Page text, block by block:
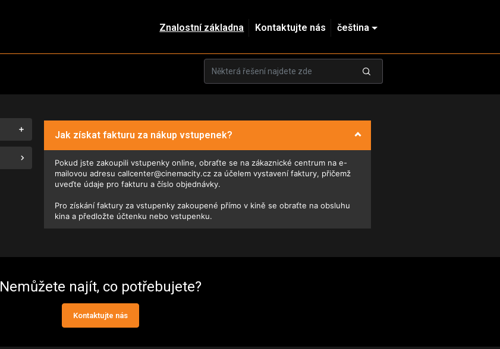
Znalostní základna Kontaktujte nás čeština
Jak získat fakturu za nákup vstupenek?
Pokud jste zakoupili vstupenky online, obraťte se na zákaznické centrum na e-
mailovou adresu callcenter@cinemacity.cz za účelem vystavení faktury, přičemž
uveďte údaje pro fakturu a číslo objednávky.
Pro získání faktury za vstupenky zakoupené přímo v kině se obraťte na obsluhu
kina a předložte účtenku nebo vstupenku.
Nemůžete najít, co potřebujete?
Kontaktujte nás